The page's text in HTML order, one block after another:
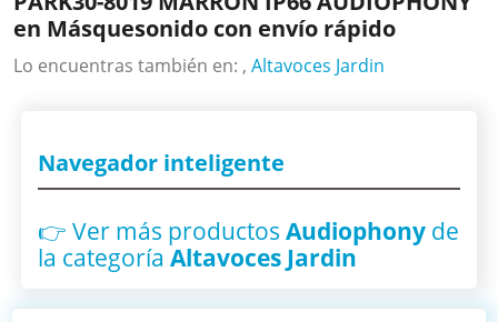
en Másquesonido con envío rápido
Lo encuentras también en: ,Altavoces Jardin
Navegador inteligente
👉 Ver más productos Audiophonyde
la categoría Altavoces Jardin